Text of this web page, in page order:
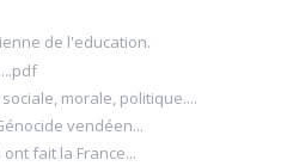
de l'education.
morale, politique....
vendéen...
fait la France...